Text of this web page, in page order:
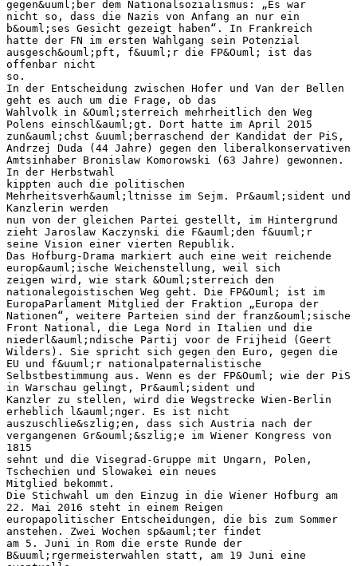
gegen&uuml;ber dem Nationalsozialismus: „Es war
nicht so, dass die Nazis von Anfang an nur ein
b&ouml;ses Gesicht gezeigt haben“. In Frankreich
hatte der FN im ersten Wahlgang sein Potenzial
ausgesch&ouml;pft, f&uuml;r die FP&Ouml; ist das
offenbar nicht
so.
In der Entscheidung zwischen Hofer und Van der Bellen
geht es auch um die Frage, ob das
Wahlvolk in &Ouml;sterreich mehrheitlich den Weg
Polens einschl&auml;gt. Dort hatte im April 2015
zun&auml;chst &uuml;berraschend der Kandidat der PiS,
Andrzej Duda (44 Jahre) gegen den liberalkonservativen
Amtsinhaber Bronislaw Komorowski (63 Jahre) gewonnen.
In der Herbstwahl
kippten auch die politischen
Mehrheitsverh&auml;ltnisse im Sejm. Pr&auml;sident und
Kanzlerin werden
nun von der gleichen Partei gestellt, im Hintergrund
zieht Jaroslaw Kaczynski die F&auml;den f&uuml;r
seine Vision einer vierten Republik.
Das Hofburg-Drama markiert auch eine weit reichende
europ&auml;ische Weichenstellung, weil sich
zeigen wird, wie stark &Ouml;sterreich den
nationalegoistischen Weg geht. Die FP&Ouml; ist im
EuropaParlament Mitglied der Fraktion „Europa der
Nationen“, weitere Parteien sind der franz&ouml;sische
Front National, die Lega Nord in Italien und die
niederl&auml;ndische Partij voor de Frijheid (Geert
Wilders). Sie spricht sich gegen den Euro, gegen die
EU und f&uuml;r nationalpaternalistische
Selbstbestimmung aus. Wenn es der FP&Ouml; wie der PiS
in Warschau gelingt, Pr&auml;sident und
Kanzler zu stellen, wird die Wegstrecke Wien-Berlin
erheblich l&auml;nger. Es ist nicht
auszuschlie&szlig;en, dass sich Austria nach der
vergangenen Gr&ouml;&szlig;e im Wiener Kongress von
1815
sehnt und die Visegrad-Gruppe mit Ungarn, Polen,
Tschechien und Slowakei ein neues
Mitglied bekommt.
Die Stichwahl um den Einzug in die Wiener Hofburg am
22. Mai 2016 steht in einem Reigen
europapolitischer Entscheidungen, die bis zum Sommer
anstehen. Zwei Wochen sp&auml;ter findet
am 5. Juni in Rom die erste Runde der
B&uuml;rgermeisterwahlen statt, am 19 Juni eine